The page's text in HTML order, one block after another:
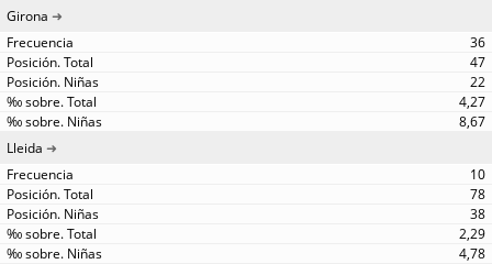
Girona
36
47
22
4,27
8,67
Lleida
10
78
38
2,29
4,78